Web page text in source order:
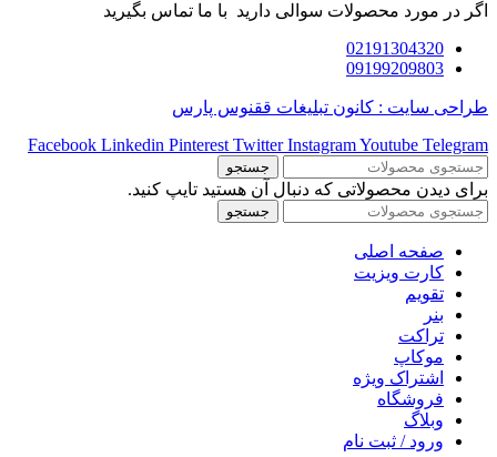
اگر در مورد محصولات سوالی دارید با ما تماس بگیرید
02191304320
09199209803
طراحی سایت : کانون تبلیغات ققنوس پارس
Facebook Linkedin Pinterest Twitter InstagramYoutube Telegram
جستجو
برای دیدن محصولاتی که دنبال آن هستید تایپ کنید.
جستجو
صفحه اصلی
کارت ویزیت
تقویم
بنر
تراکت
موکاپ
اشتراک ویژه
فروشگاه
وبلاگ
ورود / ثبت نام